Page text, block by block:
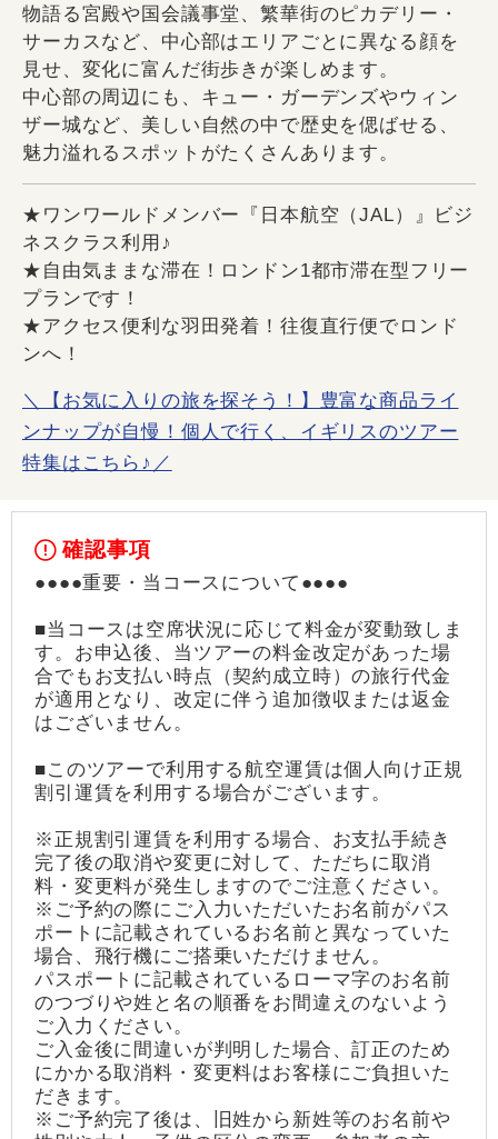
物語る宮殿や国会議事堂、繁華街のピカデリー・
サーカスなど、中心部はエリアごとに異なる顔を
見せ、変化に富んだ街歩きが楽しめます。
中心部の周辺にも、キュー・ガーデンズやウィン
ザー城など、美しい自然の中で歴史を偲ばせる、
魅力溢れるスポットがたくさんあります。
★ワンワールドメンバー『日本航空（JAL）』ビジ
ネスクラス利用♪
★自由気ままな滞在！ロンドン1都市滞在型フリー
プランです！
★アクセス便利な羽田発着！往復直行便でロンド
ンへ！
＼【お気に入りの旅を探そう！】豊富な商品ライ
ンナップが自慢！個人で行く、イギリスのツアー
特集はこちら♪／
確認事項
●●●●重要・当コースについて●●●●
■当コースは空席状況に応じて料金が変動致しま
す。お申込後、当ツアーの料金改定があった場
合でもお支払い時点（契約成立時）の旅行代金
が適用となり、改定に伴う追加徴収または返金
はございません。
■このツアーで利用する航空運賃は個人向け正規
割引運賃を利用する場合がございます。
※正規割引運賃を利用する場合、お支払手続き
完了後の取消や変更に対して、ただちに取消
料・変更料が発生しますのでご注意ください。
※ご予約の際にご入力いただいたお名前がパス
ポートに記載されているお名前と異なっていた
場合、飛行機にご搭乗いただけません。
パスポートに記載されているローマ字のお名前
のつづりや姓と名の順番をお間違えのないよう
ご入力ください。
ご入金後に間違いが判明した場合、訂正のため
にかかる取消料・変更料はお客様にご負担いた
だきます。
※ご予約完了後は、旧姓から新姓等のお名前や